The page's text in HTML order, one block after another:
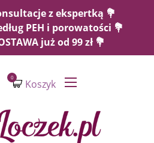
z ekspertką 💐
PEH i porowatości 💐
już od 99 zł 💐
Koszyk
0